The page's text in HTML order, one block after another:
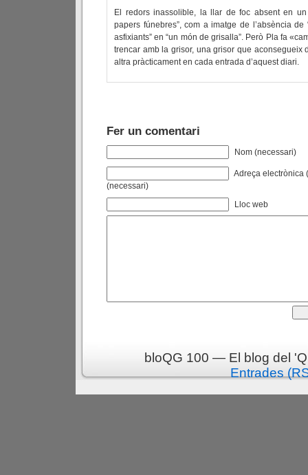
El redors inassolible, la llar de foc absent en
papers fúnebres”, com a imatge de l’absència de
asfixiants” en “un món de grisalla”. Però Pla fa
trencar amb la grisor, una grisor que aconsegueix
altra pràcticament en cada entrada d’aquest diari.
Fer un comentari
Nom (necessari)
Adreça electrònica
(necessari)
Lloc web
bloQG 100 — El blog del
Entrades